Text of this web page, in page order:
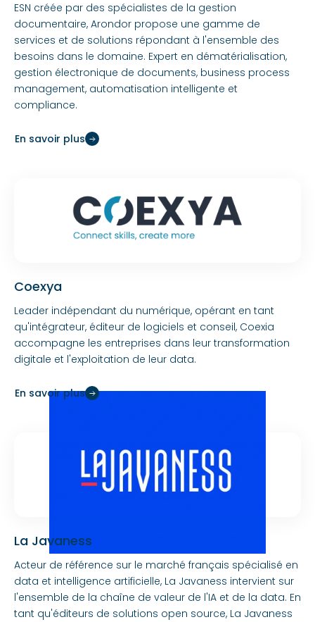
ESN créée par des spécialistes de la gestion
documentaire, Arondor propose une gamme de
services et de solutions répondant à l'ensemble des
besoins dans le domaine. Expert en dématérialisation,
gestion électronique de documents, business process
management, automatisation intelligente et
compliance.
En savoir plus
Coexya
Leader indépendant du numérique, opérant en tant
qu'intégrateur, éditeur de logiciels et conseil, Coexia
accompagne les entreprises dans leur transformation
digitale et l'exploitation de leur data.
En savoir plus
La Javaness
Acteur de référence sur le marché français spécialisé en
data et intelligence artificielle, La Javaness intervient sur
l'ensemble de la chaîne de valeur de l'IA et de la data. En
tant qu'éditeurs de solutions open source, La Javaness